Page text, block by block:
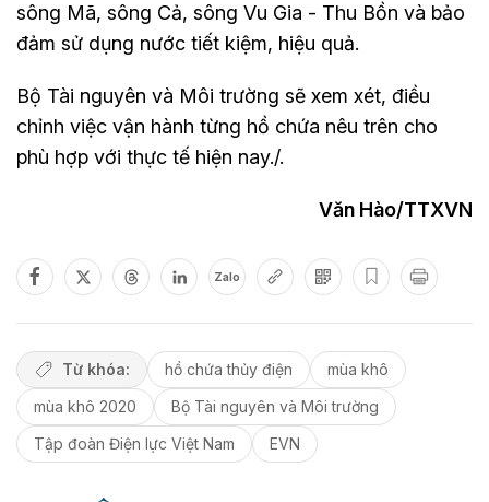
sông Mã, sông Cả, sông Vu Gia - Thu Bồn và bảo
đảm sử dụng nước tiết kiệm, hiệu quả.
Bộ Tài nguyên và Môi trường sẽ xem xét, điều
chỉnh việc vận hành từng hồ chứa nêu trên cho
phù hợp với thực tế hiện nay./.
Văn Hào/TTXVN
Zalo
Từ khóa: hồ chứa thủy điện
mùa khô
mùa khô 2020
Bộ Tài nguyên và Môi trường
Tập đoàn Điện lực Việt Nam
EVN